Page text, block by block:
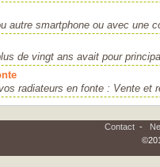
autre smartphone ou avec une
de vingt ans avait pour
radiateurs en fonte : Vente et
Contact-